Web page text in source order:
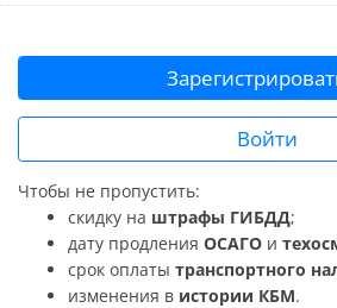
Войти
Чтобы не пропустить:
скидку на штрафы ГИБДД;
дату продления ОСАГО и
срок оплаты транспортного
изменения в истории КБМ.